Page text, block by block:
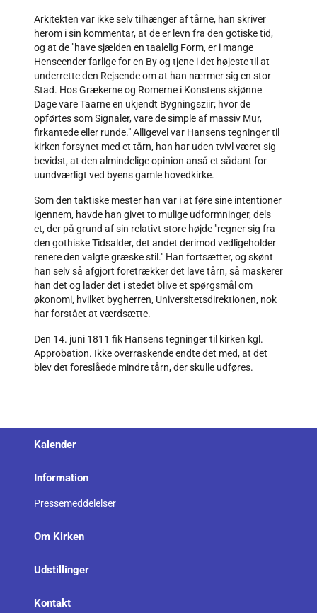
Arkitekten var ikke selv tilhænger af tårne, han skriver
herom i sin kommentar, at de er levn fra den gotiske tid,
og at de "have sjælden en taalelig Form, er i mange
Henseender farlige for en By og tjene i det højeste til at
underrette den Rejsende om at han nærmer sig en stor
Stad. Hos Grækerne og Romerne i Konstens skjønne
Dage vare Taarne en ukjendt Bygningsziir; hvor de
opførtes som Signaler, vare de simple af massiv Mur,
firkantede eller runde." Alligevel var Hansens tegninger til
kirken forsynet med et tårn, han har uden tvivl været sig
bevidst, at den almindelige opinion anså et sådant for
uundværligt ved byens gamle hovedkirke.
Som den taktiske mester han var i at føre sine intentioner
igennem, havde han givet to mulige udformninger, dels
et, der på grund af sin relativt store højde "regner sig fra
den gothiske Tidsalder, det andet derimod vedligeholder
renere den valgte græske stil." Han fortsætter, og skønt
han selv så afgjort foretrækker det lave tårn, så maskerer
han det og lader det i stedet blive et spørgsmål om
økonomi, hvilket bygherren, Universitetsdirektionen, nok
har forstået at værdsætte.
Den 14. juni 1811 fik Hansens tegninger til kirken kgl.
Approbation. Ikke overraskende endte det med, at det
blev det foreslåede mindre tårn, der skulle udføres.
Kalender
Information
Pressemeddelelser
Om Kirken
Udstillinger
Kontakt